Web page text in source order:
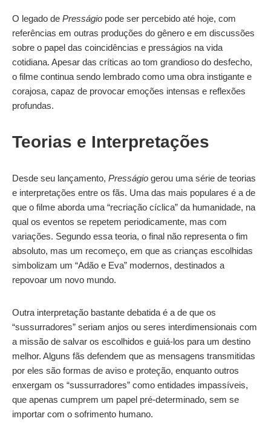
O legado de Presságio pode ser percebido até hoje, com
referências em outras produções do gênero e em discussões
sobre o papel das coincidências e presságios na vida
cotidiana. Apesar das críticas ao tom grandioso do desfecho,
o filme continua sendo lembrado como uma obra instigante e
corajosa, capaz de provocar emoções intensas e reflexões
profundas.
Teorias e Interpretações
Desde seu lançamento, Presságio gerou uma série de teorias
e interpretações entre os fãs. Uma das mais populares é a de
que o filme aborda uma “recriação cíclica” da humanidade, na
qual os eventos se repetem periodicamente, mas com
variações. Segundo essa teoria, o final não representa o fim
absoluto, mas um recomeço, em que as crianças escolhidas
simbolizam um “Adão e Eva” modernos, destinados a
repovoar um novo mundo.
Outra interpretação bastante debatida é a de que os
“sussurradores” seriam anjos ou seres interdimensionais com
a missão de salvar os escolhidos e guiá-los para um destino
melhor. Alguns fãs defendem que as mensagens transmitidas
por eles são formas de aviso e proteção, enquanto outros
enxergam os “sussurradores” como entidades impassíveis,
que apenas cumprem um papel pré-determinado, sem se
importar com o sofrimento humano.